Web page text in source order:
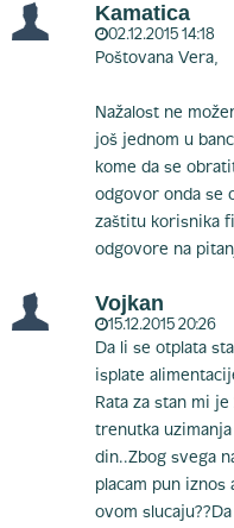
Kamatica
02.12.2015 14:18
Poštovana Vera,
Nažalost ne
još jednom u
kome da se
odgovor onda se
zaštitu korisnika
odgovore na
Vojkan
15.12.2015 20:26
Da li se otplata
isplate
Rata za stan mi
trenutka
din..Zbog svega
placam pun iznos
ovom